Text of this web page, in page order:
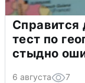
Справится
тест по
стыдно
6 августа 7